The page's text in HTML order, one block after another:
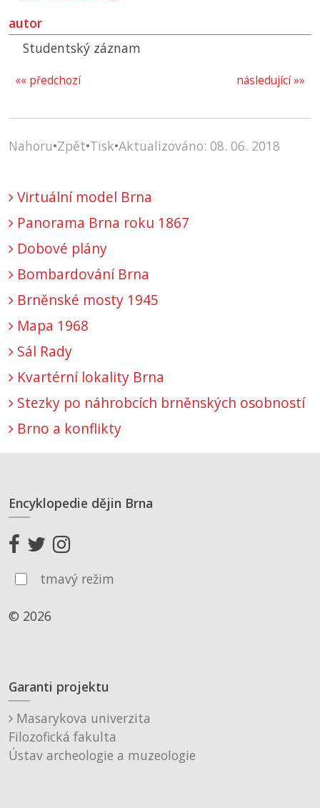
autor
Studentský záznam
následující »»
«« předchozí
Nahoru•Zpět•Tisk•Aktualizováno: 08. 06. 2018
Virtuální model Brna
Panorama Brna roku 1867
Dobové plány
Bombardování Brna
Brněnské mosty 1945
Mapa 1968
Sál Rady
Kvartérní lokality Brna
Stezky po náhrobcích brněnských osobností
Brno a konflikty
Encyklopedie dějin Brna
tmavý režim
© 2026
Garanti projektu
Masarykova univerzita
Filozofická fakulta
Ústav archeologie a muzeologie